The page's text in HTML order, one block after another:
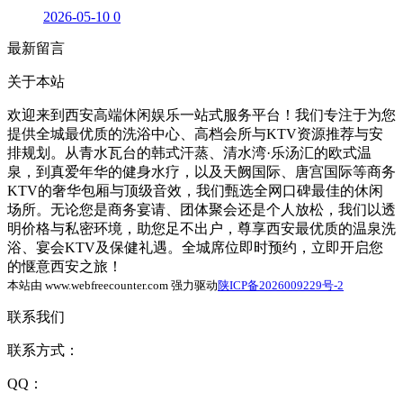
2026-05-10 0
最新留言
关于本站
欢迎来到西安高端休闲娱乐一站式服务平台！我们专注于为您
提供全城最优质的洗浴中心、高档会所与KTV资源推荐与安
排规划。从青水瓦台的韩式汗蒸、清水湾·乐汤汇的欧式温
泉，到真爱年华的健身水疗，以及天阙国际、唐宫国际等商务
KTV的奢华包厢与顶级音效，我们甄选全网口碑最佳的休闲
场所。无论您是商务宴请、团体聚会还是个人放松，我们以透
明价格与私密环境，助您足不出户，尊享西安最优质的温泉洗
浴、宴会KTV及保健礼遇。全城席位即时预约，立即开启您
的惬意西安之旅！
本站由 www.webfreecounter.com 强力驱动陕ICP备2026009229号-2
联系我们
联系方式：
QQ：